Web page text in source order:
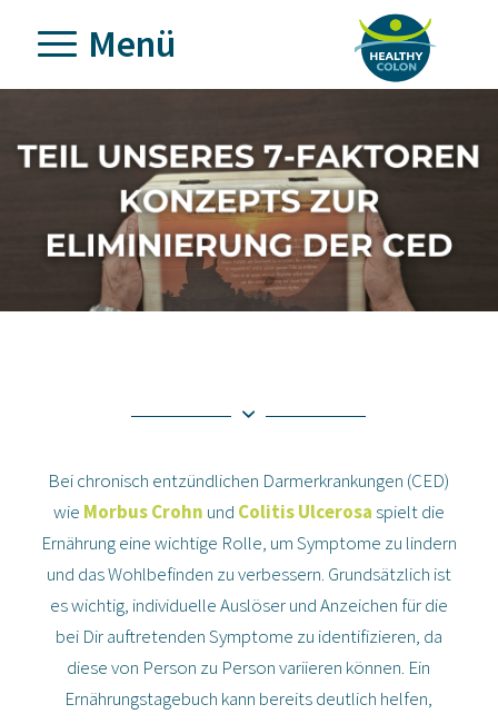
Bei chronisch entzündlichen Darmerkrankungen (CED)
wie Morbus Crohn und Colitis Ulcerosaspielt die
Ernährung eine wichtige Rolle, um Symptome zu lindern
und das Wohlbefinden zu verbessern. Grundsätzlich ist
es wichtig, individuelle Auslöser und Anzeichen für die
bei Dir auftretenden Symptome zu identifizieren, da
diese von Person zu Person variieren können. Ein
Ernährungstagebuch kann bereits deutlich helfen,